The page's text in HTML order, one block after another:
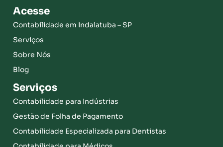
Acesse
Contabilidade em Indaiatuba – SP
Serviços
Sobre Nós
Blog
Serviços
Contabilidade para Indústrias
Gestão de Folha de Pagamento
Contabilidade Especializada para Dentistas